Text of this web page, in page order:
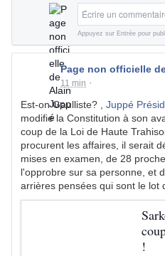
Écrire un
Appuyez sur Entrée pour
Page non officielle
11 min ·
Est-on Gaulliste? , Juppé
modifie la Constitution à son
coup de la Loi de Haute
procurent les affaires, il serait
mises en examen, de 28
l'opprobre sur sa personne, et
arrières pensées qui sont le lot
!